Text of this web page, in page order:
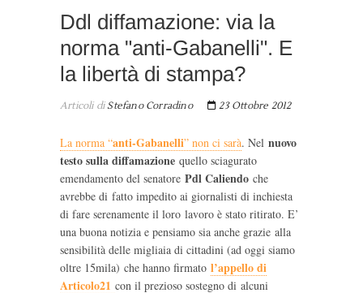
Ddl diffamazione: via la
norma "anti-Gabanelli". E
la libertà di stampa?
Articoli diStefano Corradino 23 Ottobre 2012
La norma “anti-Gabanelli” non ci sarà. Nel nuovo
testo sulla diffamazione quello sciagurato
emendamento del senatore Pdl Caliendo che
avrebbe di fatto impedito ai giornalisti di inchiesta
di fare serenamente il loro lavoro è stato ritirato. E’
una buona notizia e pensiamo sia anche grazie alla
sensibilità delle migliaia di cittadini (ad oggi siamo
oltre 15mila) che hanno firmato l’appello di
Articolo21 con il prezioso sostegno di alcuni